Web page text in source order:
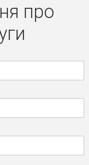
про